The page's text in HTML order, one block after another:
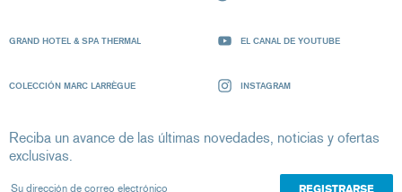
GRAND HOTEL & SPA THERMAL
COLECCIÓN MARC LARRÈGUE
EL CANAL DE YOUTUBE
INSTAGRAM
Reciba un avance de las últimas novedades, noticias y ofertas
exclusivas.
Su dirección de correo electrónico